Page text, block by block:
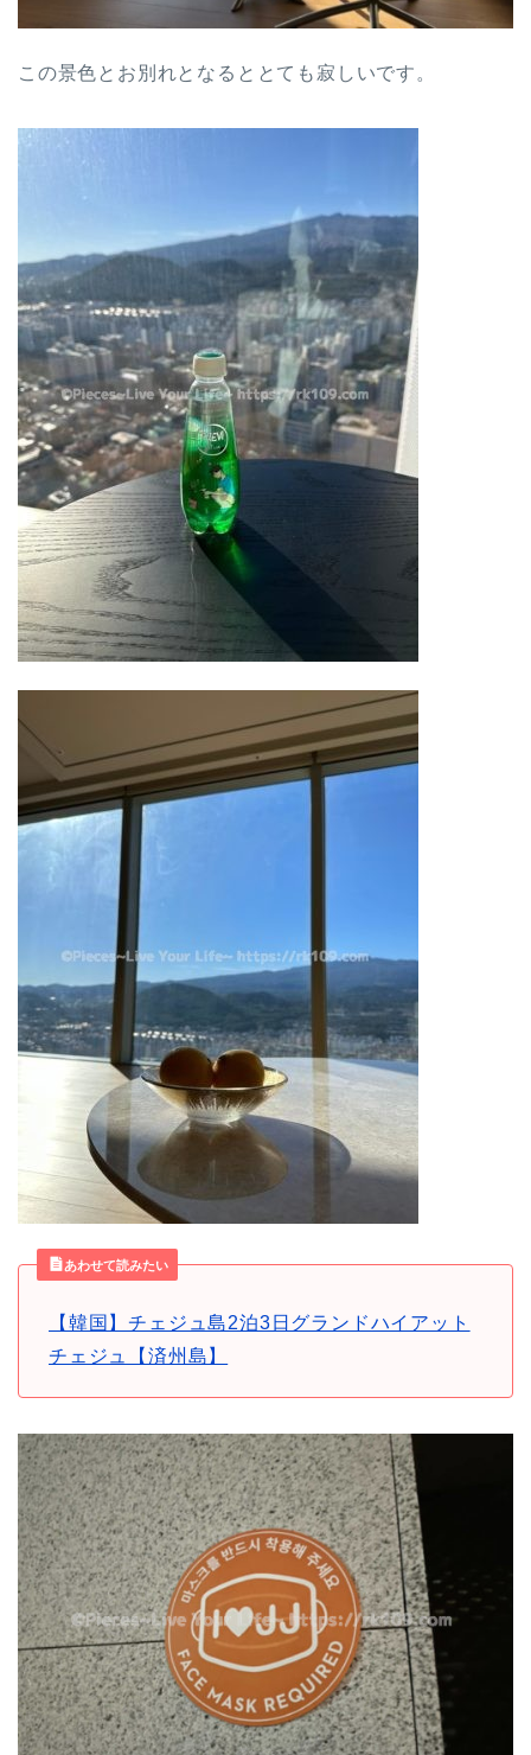
この景色とお別れとなるととても寂しいです。
あわせて読みたい
【韓国】チェジュ島2泊3日グランドハイアット
チェジュ【済州島】